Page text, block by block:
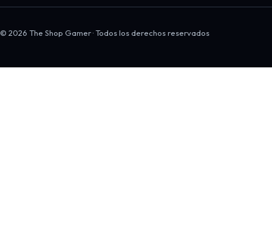
© 2026 The Shop Gamer · Todos los derechos reservados